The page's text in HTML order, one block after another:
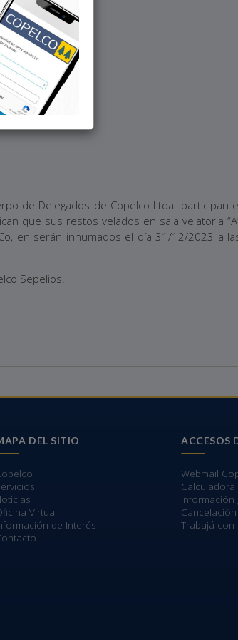
de Delegados de Copelco Ltda. participan
que sus restos velados en sala velatoria
en serán inhumados el día 31/12/2023 a
Sepelios.
DEL SITIO
Virtual
de Interés
ACCESOS
Webmail
Calculadora
Información
Trabajá con